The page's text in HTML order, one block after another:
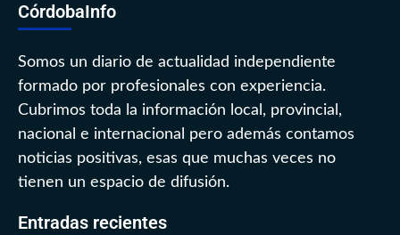
CórdobaInfo
Somos un diario de actualidad independiente
formado por profesionales con experiencia.
Cubrimos toda la información local, provincial,
nacional e internacional pero además contamos
noticias positivas, esas que muchas veces no
tienen un espacio de difusión.
Entradas recientes